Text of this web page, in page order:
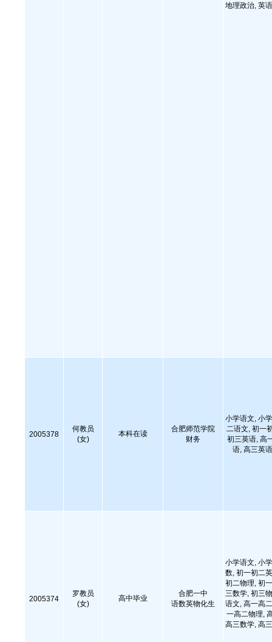
地理政治, 英
2005378
何教员
(女)
本科在读
合肥师范学院
财务
小学语文, 小
二语文, 初一
初三英语, 高
语, 高三英
2005374
罗教员
(女)
高中毕业
合肥一中
语数英物化生
小学语文, 小
数, 初一初二
初二物理, 初
三数学, 初三
语文, 高一高
一高二物理,
高三数学, 高